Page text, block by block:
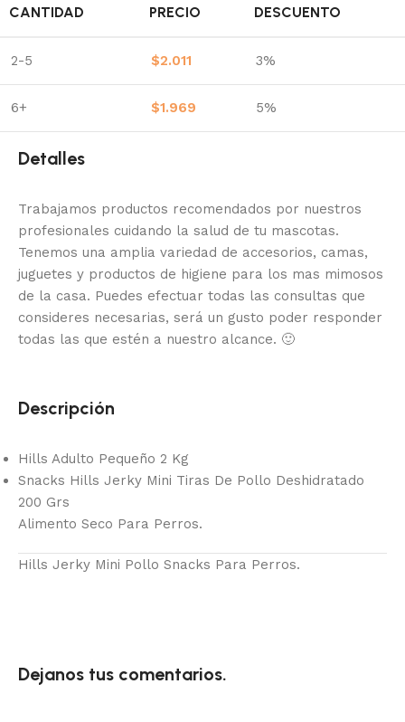
CANTIDAD PRECIO DESCUENTO
2-5 $2.011 3%
6+ $1.969 5%
Detalles
Trabajamos productos recomendados por nuestros
profesionales cuidando la salud de tu mascotas.
Tenemos una amplia variedad de accesorios, camas,
juguetes y productos de higiene para los mas mimosos
de la casa. Puedes efectuar todas las consultas que
consideres necesarias, será un gusto poder responder
todas las que estén a nuestro alcance. 🙂
Descripción
Hills Adulto Pequeño 2 Kg
Snacks Hills Jerky Mini Tiras De Pollo Deshidratado
200 Grs
Alimento Seco Para Perros.
Hills Jerky Mini Pollo Snacks Para Perros.
Dejanos tus comentarios.